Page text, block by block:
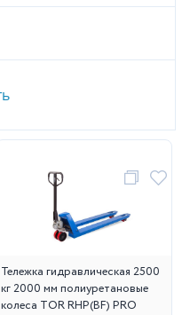
Тележка гидравлическая 2500
кг 2000 мм полиуретановые
колеса TOR RHP(BF) PRO